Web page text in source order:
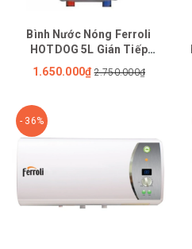
Bình Nước Nóng Ferroli
HOTDOG 5L Gián Tiếp
Chống Giật
1.650.000₫ 2.750.000₫
- 36%